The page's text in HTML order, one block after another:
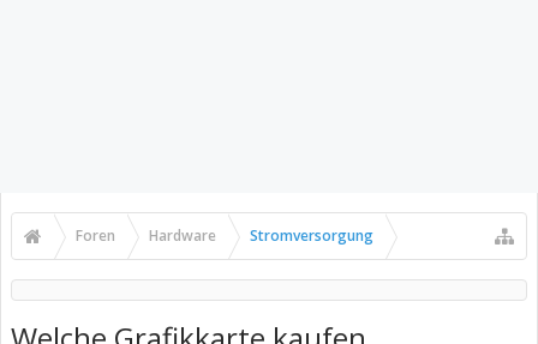
Foren Hardware Stromversorgung